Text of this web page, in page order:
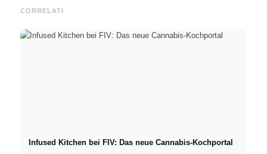
CORRELATI
Infused Kitchen bei FIV: Das neue Cannabis-Kochportal